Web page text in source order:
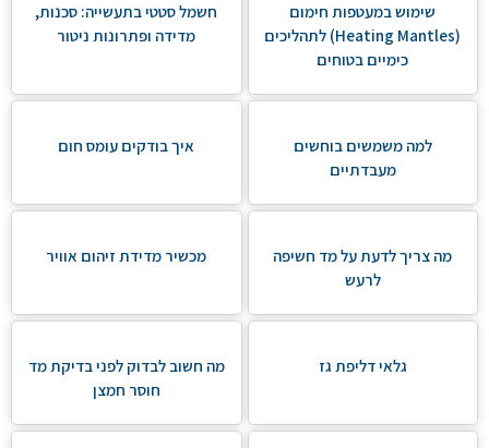
שימוש במעטפות חימום
(Heating Mantles) לתהליכים
כימיים בטוחים
חשמל סטטי בתעשייה: סכנות,
מדידה ופתרונות ניטור
למה משמשים בוחשים
מעבדתיים
איך בודקים עומס חום
מה צריך לדעת על מד חשיפה
לרעש
מכשיר מדידת זיהום אוויר
גלאי דליפת גז
מה חשוב לבדוק לפני בדיקת מד
חוסר חמצן